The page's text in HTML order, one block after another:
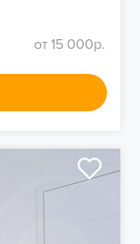
от 15 000р.